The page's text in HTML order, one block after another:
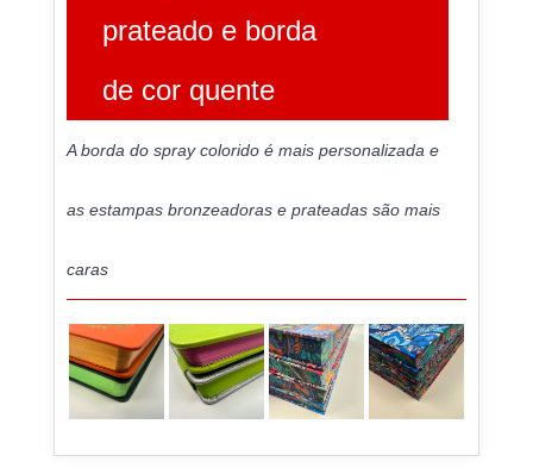
prateado e borda
de cor quente
A borda do spray colorido é mais personalizada e
as estampas bronzeadoras e prateadas são mais
caras